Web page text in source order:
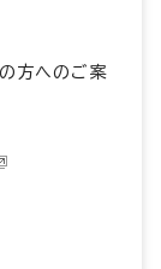
方へのご案